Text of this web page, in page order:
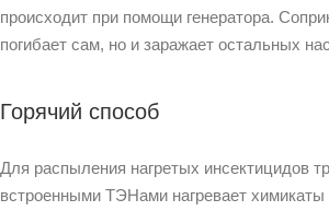
происходит при помощи генератора.
погибает сам, но и заражает остальных
Горячий способ
Для распыления нагретых инсектицидов
встроенными ТЭНами нагревает химикаты